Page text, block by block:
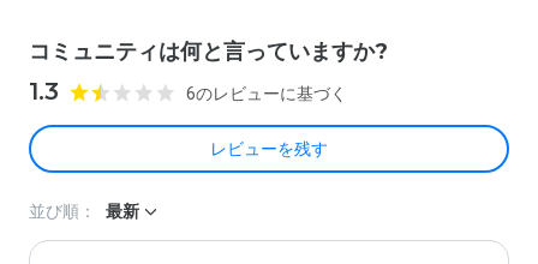
コミュニティは何と言っていますか?
1.3 6のレビューに基づく
レビューを残す
並び順： 最新